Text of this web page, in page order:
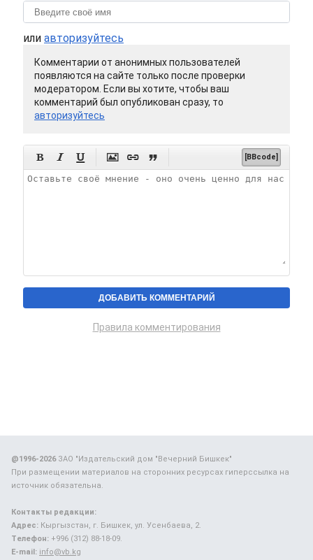
или авторизуйтесь
Комментарии от анонимных пользователей
появляются на сайте только после проверки
модератором. Если вы хотите, чтобы ваш
комментарий был опубликован сразу, то
авторизуйтесь
      [BBcode]
Правила комментирования
@1996-2026ЗАО "Издательский дом "Вечерний Бишкек"
При размещении материалов на сторонних ресурсах гиперссылка на
источник обязательна.
Контакты редакции:
Адрес: Кыргызстан, г. Бишкек, ул. Усенбаева, 2.
Телефон: +996 (312) 88-18-09.
E-mail: info@vb.kg